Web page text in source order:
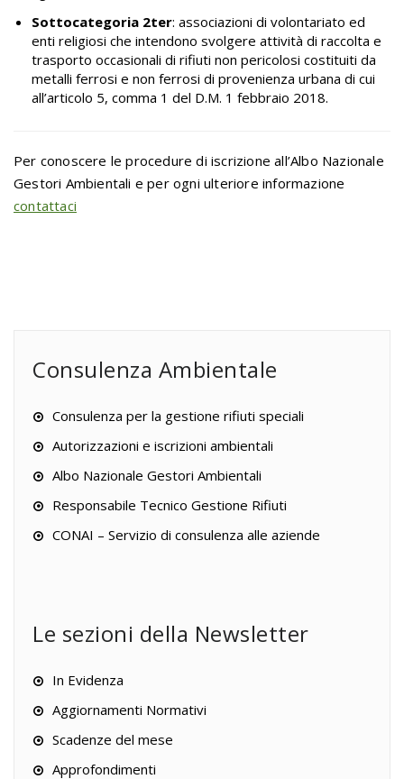
Sottocategoria 2ter: associazioni di volontariato ed
enti religiosi che intendono svolgere attività di raccolta e
trasporto occasionali di rifiuti non pericolosi costituiti da
metalli ferrosi e non ferrosi di provenienza urbana di cui
all’articolo 5, comma 1 del D.M. 1 febbraio 2018.
Per conoscere le procedure di iscrizione all’Albo Nazionale
Gestori Ambientali e per ogni ulteriore informazione
contattaci
Consulenza Ambientale
Consulenza per la gestione rifiuti speciali
Autorizzazioni e iscrizioni ambientali
Albo Nazionale Gestori Ambientali
Responsabile Tecnico Gestione Rifiuti
CONAI – Servizio di consulenza alle aziende
Le sezioni della Newsletter
In Evidenza
Aggiornamenti Normativi
Scadenze del mese
Approfondimenti